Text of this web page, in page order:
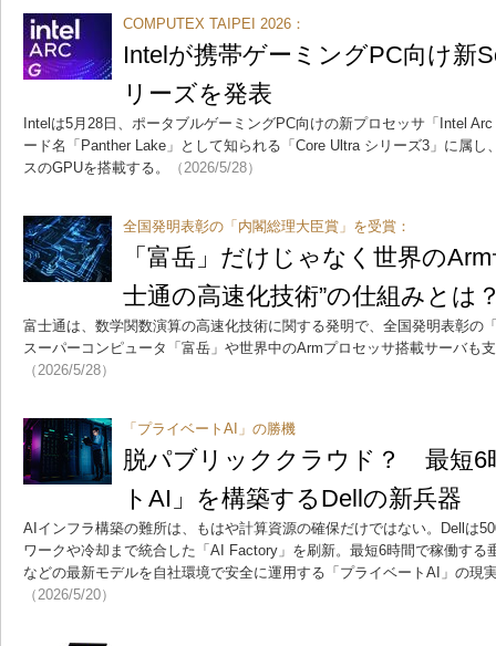
COMPUTEX TAIPEI 2026：
Intelが携帯ゲーミングPC向け新
リーズを発表
Intelは5月28日、ポータブルゲーミングPC向けの新プロセッサ「Intel
ード名「Panther Lake」として知られる「Core Ultra シリーズ3」に属し
スのGPUを搭載する。
（2026/5/28）
全国発明表彰の「内閣総理大臣賞」を受賞：
「富岳」だけじゃなく世界の
士通の高速化技術”の仕組みとは
富士通は、数学関数演算の高速化技術に関する発明で、全国発明表彰の
スーパーコンピュータ「富岳」や世界中のArmプロセッサ搭載サーバも
（2026/5/28）
「プライベートAI」の勝機
脱パブリッククラウド？ 最短6
トAI」を構築するDellの新兵器
AIインフラ構築の難所は、もはや計算資源の確保だけではない。Dellは
ワークや冷却まで統合した「AI Factory」を刷新。最短6時間で稼働する
などの最新モデルを自社環境で安全に運用する「プライベートAI」の現
（2026/5/20）